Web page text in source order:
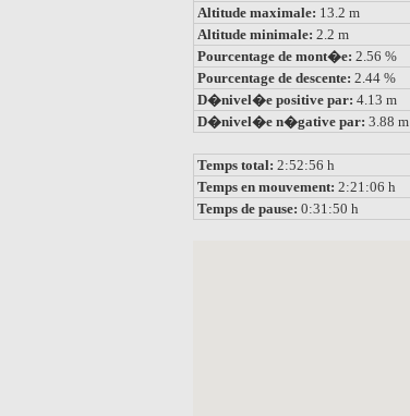
Altitude maximale: 13.2 m
Altitude minimale: 2.2 m
Pourcentage de mont�e: 2.56 %
Pourcentage de descente: 2.44 %
D�nivel�e positive par: 4.13 m
D�nivel�e n�gative par: 3.88 m
Temps total: 2:52:56 h
Temps en mouvement: 2:21:06 h
Temps de pause: 0:31:50 h